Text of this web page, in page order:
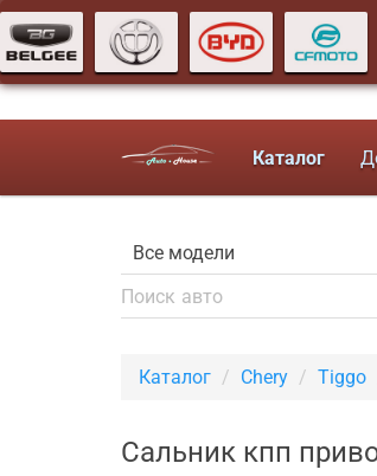
Каталог
Каталог Chery Tiggo
Сальник кпп